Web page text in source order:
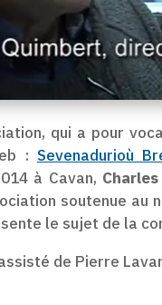
qui a pour
: Sevenadurioù
à Cavan,
soutenue au
le sujet de la
de Pierre